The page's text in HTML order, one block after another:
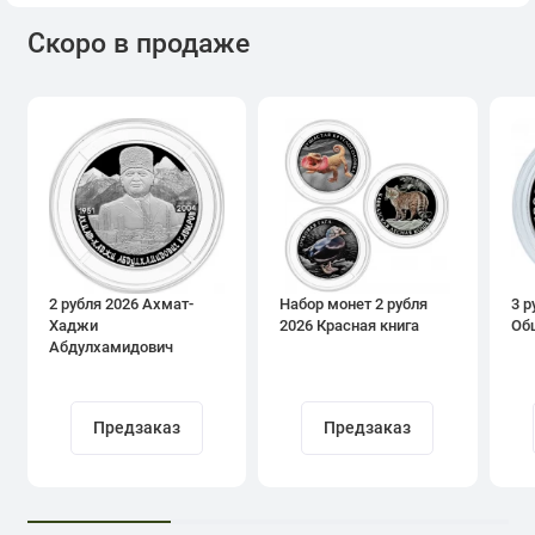
Скоро в продаже
2 рубля 2026 Ахмат-
Хаджи
Абдулхамидович
Предзаказ
Набор монет 2 рубля
2026 Красная книга
Предзаказ
3